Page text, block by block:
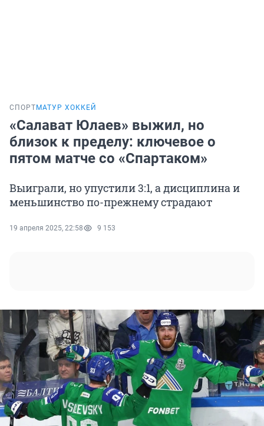
СПОРТ МАТУР ХОККЕЙ
«Салават Юлаев» выжил, но
близок к пределу: ключевое о
пятом матче со «Спартаком»
Выиграли, но упустили 3:1, а дисциплина и
меньшинство по-прежнему страдают
19 апреля 2025, 22:58 9 153